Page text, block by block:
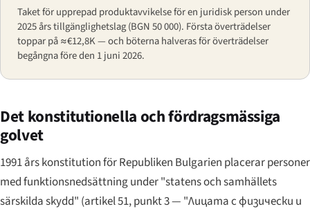
Taket för upprepad produktavvikelse för en juridisk person under
2025 års tillgänglighetslag (BGN 50 000). Första överträdelser
toppar på ≈€12,8K — och böterna halveras för överträdelser
begångna före den 1 juni 2026.
Det konstitutionella och fördragsmässiga
golvet
1991 års konstitution för Republiken Bulgarien placerar personer
med funktionsnedsättning under "statens och samhällets
särskilda skydd" (artikel 51, punkt 3 — "Лицата с физически и